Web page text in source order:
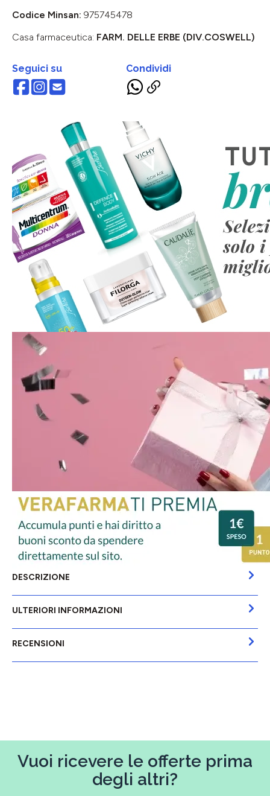
Codice Minsan: 975745478
Casa farmaceutica: FARM. DELLE ERBE (DIV.COSWELL)
Seguici su Condividi
DESCRIZIONE
ULTERIORI INFORMAZIONI
RECENSIONI
Vuoi ricevere le offerte prima
degli altri?